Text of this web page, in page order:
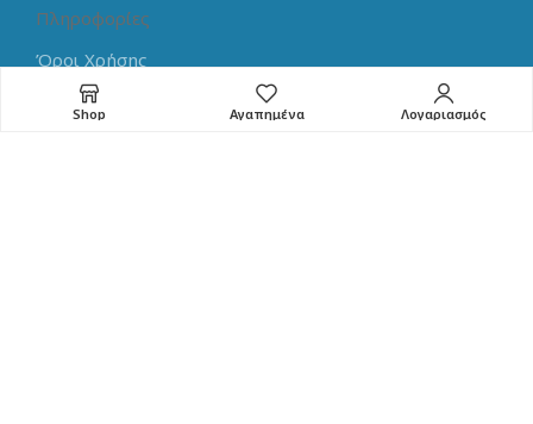
Πληροφορίες
Όροι Χρήσης
Πολιτική Απορρήτου
Shop Αγαπημένα Λογαριασμός